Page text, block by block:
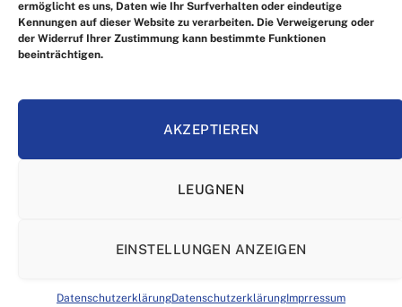
ermöglicht es uns, Daten wie Ihr Surfverhalten oder eindeutige
Kennungen auf dieser Website zu verarbeiten. Die Verweigerung oder
der Widerruf Ihrer Zustimmung kann bestimmte Funktionen
beeinträchtigen.
AKZEPTIEREN
LEUGNEN
EINSTELLUNGEN ANZEIGEN
DatenschutzerklärungDatenschutzerklärungImprressum
ALLGEMEINE GESCHÄFTSBEDINGUNGEN